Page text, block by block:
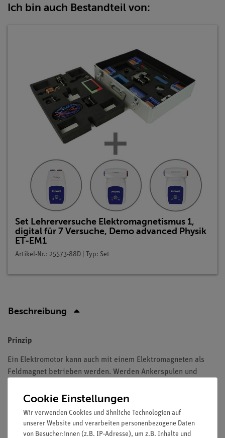
Ich bin auch Bestandteil von:
Set Lehrerversuche Elektromagnetismus 1,
digital für 7 Versuche, Demo advanced Physik
ET-EM1
Artikel-Nr.: 25573-88D | Typ: Set
Beschreibung
Prinzip
Ein Elektromotor kann auch mit einem Elektromagneten als
Feldmagnet betrieben werden. Werden Ankerspulen und
Hauptschlussmotor. Die Eigenschaften dieses Motors werden
untersucht indem der Drehsinn beobachtet und die
Stromstärke gemessen wird.
Cookie Einstellungen
Wir verwenden Cookies und ähnliche Technologien auf
unserer Website und verarbeiten personenbezogene Daten
von Besucher:innen (z.B. IP-Adresse), um z.B. Inhalte und